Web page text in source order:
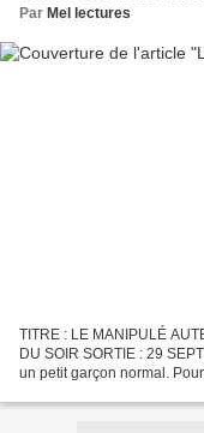
Par Mel lectures
TITRE : LE MANIPULÉ
DU SOIR SORTIE : 29
un petit garçon normal.